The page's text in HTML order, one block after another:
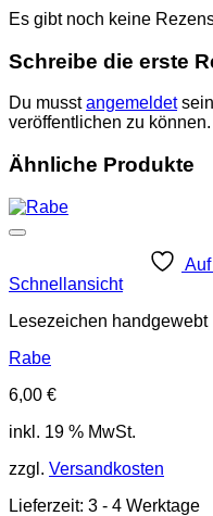
Es gibt noch keine
Schreibe die erste
Du musstangemeldet
veröffentlichen zu können.
Ähnliche Produkte
Schnellansicht
Lesezeichen handgewebt
Rabe
6,00 €
inkl. 19 % MwSt.
zzgl. Versandkosten
Lieferzeit: 3 - 4 Werktage